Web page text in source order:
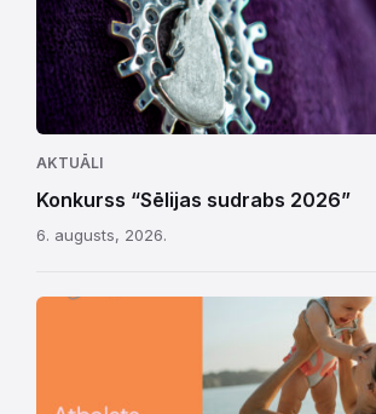
AKTUĀLI
Konkurss “Sēlijas sudrabs 2026”
6. augusts, 2026.